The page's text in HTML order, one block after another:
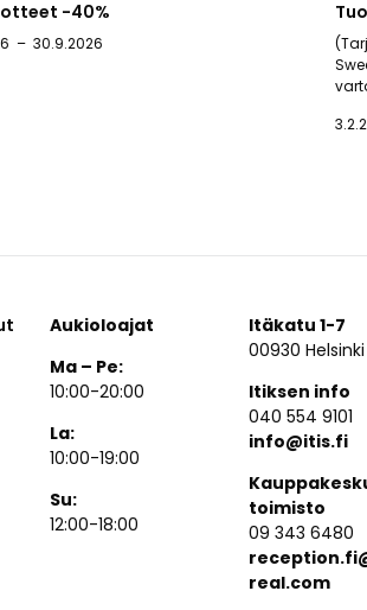
-40%
30.9.2026
Aukioloajat
Ma – Pe:
10:00-20:00
La:
10:00-19:00
Su:
12:00-18:00
Itäkatu 1-7
00930 Helsinki
Itiksen info
040 554 9101
info@itis.fi
toimisto
09 343 6480
real.com